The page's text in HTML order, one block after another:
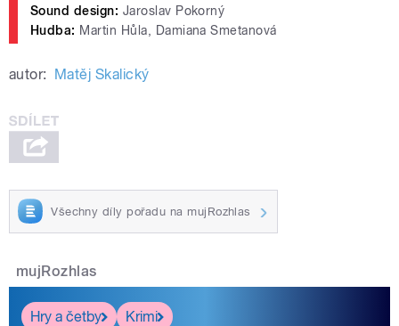
Sound design: Jaroslav Pokorný
Hudba: Martin Hůla, Damiana Smetanová
autor: Matěj Skalický
Všechny díly pořadu na mujRozhlas
mujRozhlas
Hry a četby
Krimi